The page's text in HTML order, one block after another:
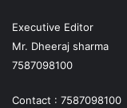
Executive Editor
Mr. Dheeraj sharma
7587098100
Contact : 7587098100